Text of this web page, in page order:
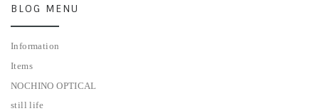
BLOG MENU
Information
Items
NOCHINO OPTICAL
still life